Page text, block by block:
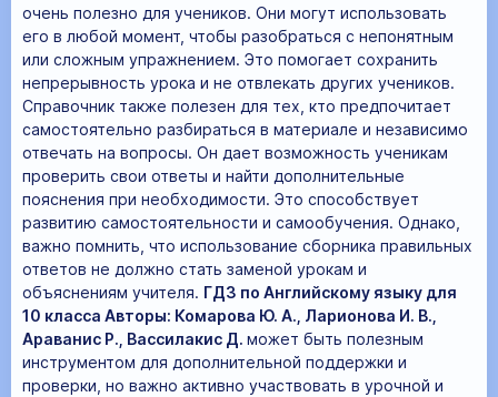
очень полезно для учеников. Они могут использовать
его в любой момент, чтобы разобраться с непонятным
или сложным упражнением. Это помогает сохранить
непрерывность урока и не отвлекать других учеников.
Справочник также полезен для тех, кто предпочитает
самостоятельно разбираться в материале и независимо
отвечать на вопросы. Он дает возможность ученикам
проверить свои ответы и найти дополнительные
пояснения при необходимости. Это способствует
развитию самостоятельности и самообучения. Однако,
важно помнить, что использование сборника правильных
ответов не должно стать заменой урокам и
объяснениям учителя. ГДЗ по Английскому языку для
10 класса Авторы: Комарова Ю. А., Ларионова И. В.,
Араванис Р., Вассилакис Д. может быть полезным
инструментом для дополнительной поддержки и
проверки, но важно активно участвовать в урочной и